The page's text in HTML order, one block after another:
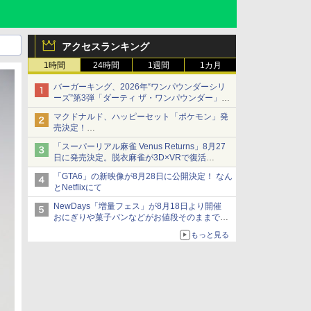
アクセスランキング
1時間 24時間 1週間 1カ月
バーガーキング、2026年“ワンパウンダーシリ
ーズ”第3弾「ダーティ ザ・ワンパウンダー」を
8月7日発売
「特製ガーリックマヨソース」を使用した超大
型チーズバーガー
マクドナルド、ハッピーセット「ポケモン」発
売決定！
ポケモン30周年記念で30匹が大集合
「スーパーリアル麻雀 Venus Returns」8月27
日に発売決定。脱衣麻雀が3D×VRで復活
発売から2週間は20%オフになるセールが実施
「GTA6」の新映像が8月28日に公開決定！ なん
とNetflixにて
NewDays「増量フェス」が8月18日より開催
おにぎりや菓子パンなどがお値段そのままで最
もっと見る